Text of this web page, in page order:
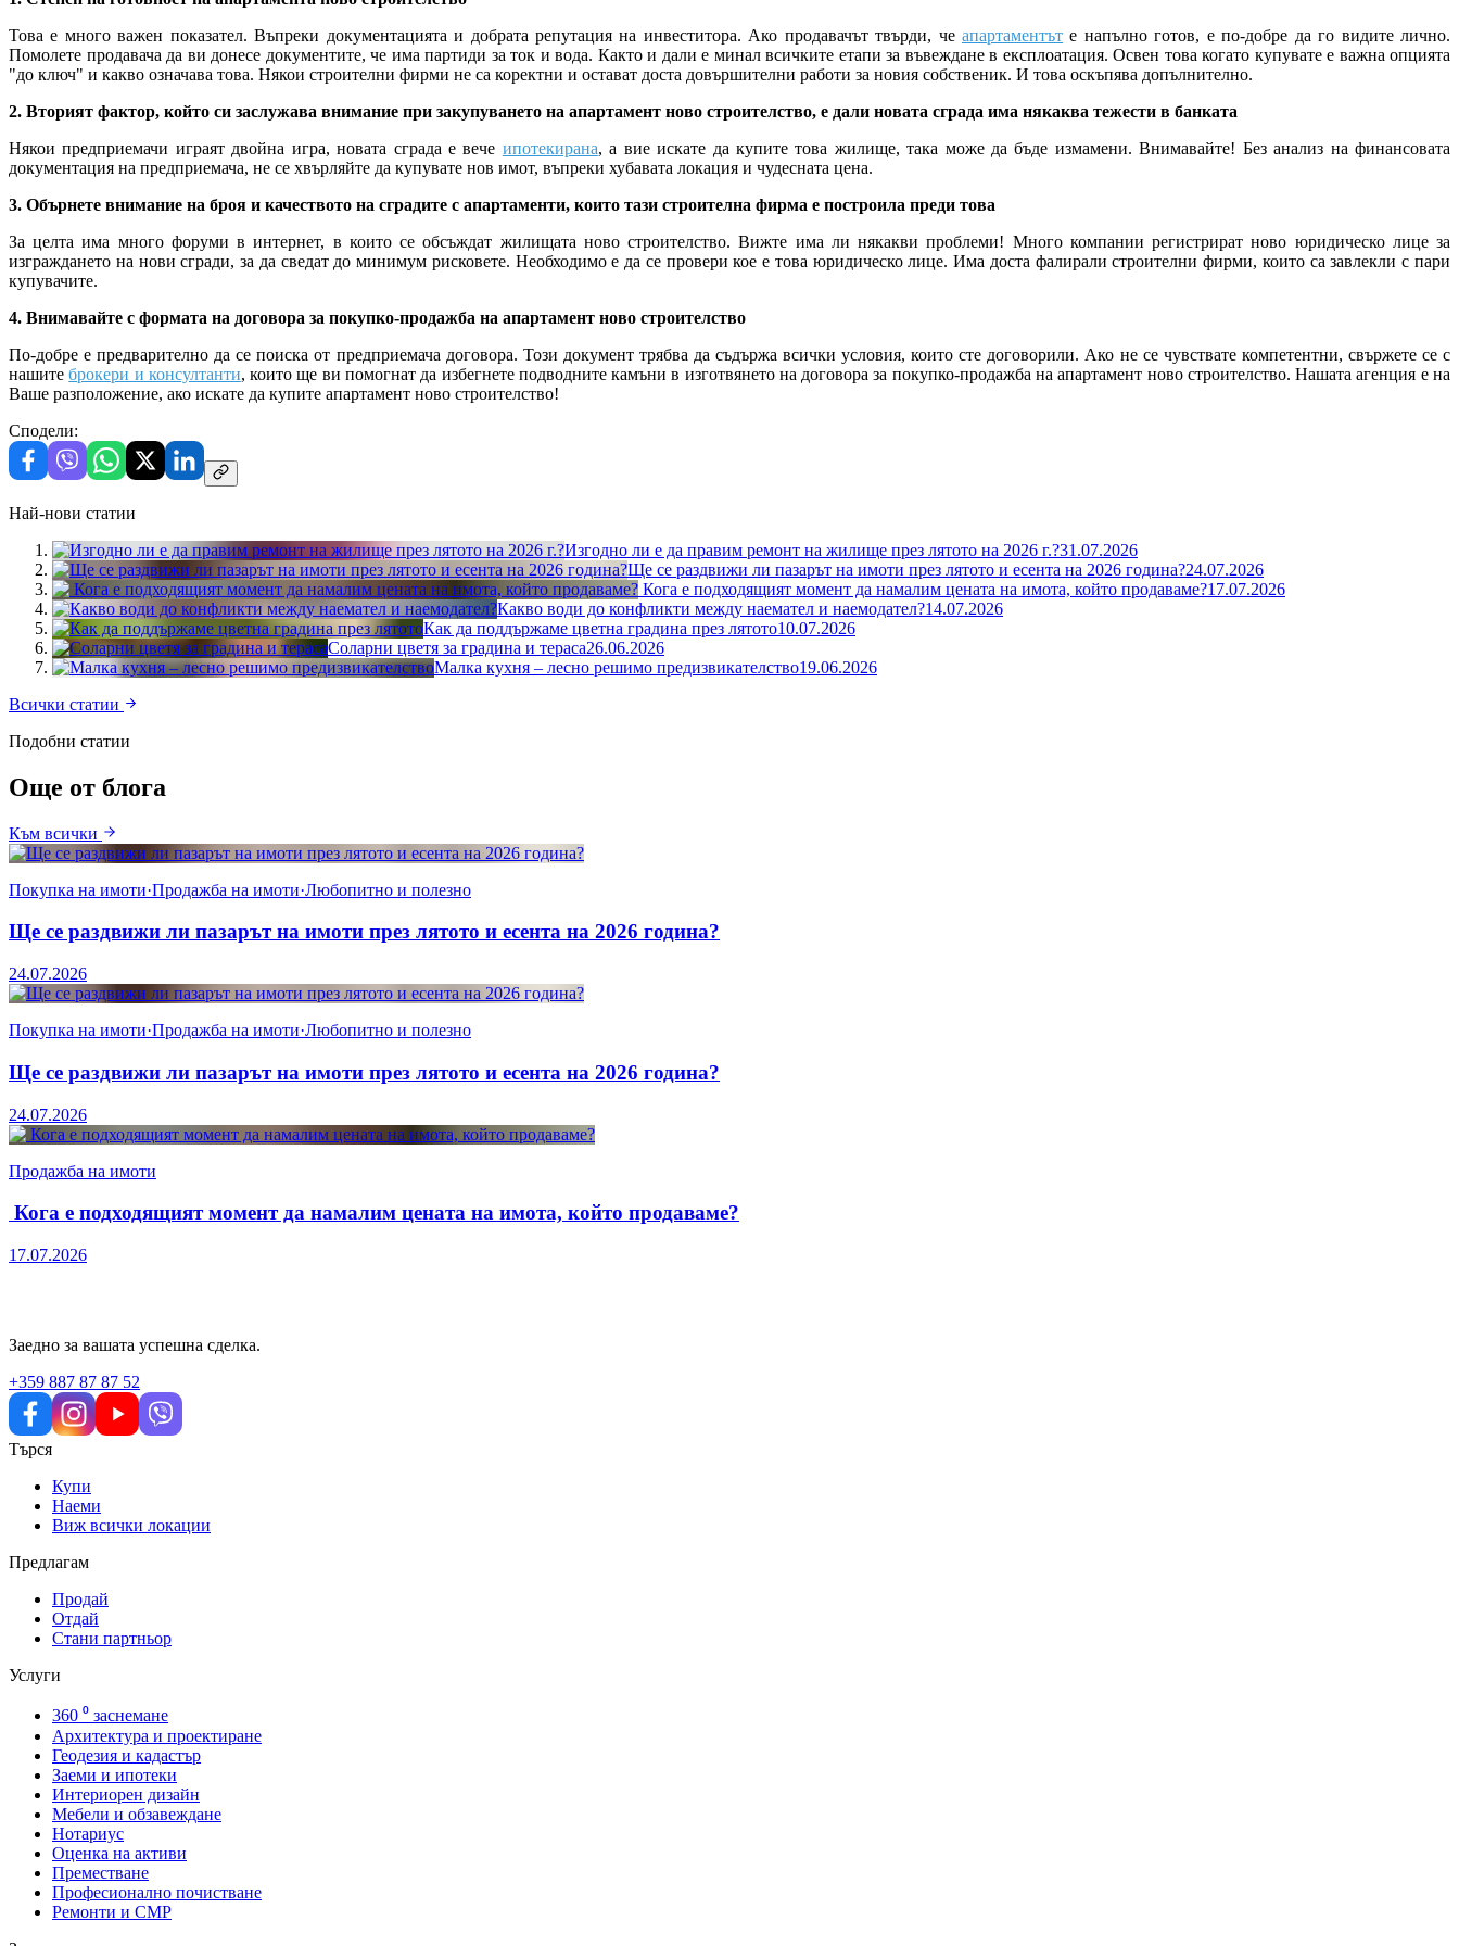
Това е много важен показател. Въпреки документацията и добрата репутация на инвеститора. Ако продавачът твърди, чеапартаментът е напълно готов, е по-добре да го видите лично.
Помолете продавача да ви донесе документите, че има партиди за ток и вода. Както и дали е минал всичките етапи за въвеждане в експлоатация. Освен това когато купувате е важна опцията
"до ключ" и какво означава това. Някои строителни фирми не са коректни и остават доста довършителни работи за новия собственик. И това оскъпява допълнително.
2. Вторият фактор, който си заслужава внимание при закупуването на апартамент ново строителство, е дали новата сграда има някаква тежести в банката
Някои предприемачи играят двойна игра, новата сграда е вече ипотекирана, а вие искате да купите това жилище, така може да бъде измамени. Внимавайте! Без анализ на финансовата
документация на предприемача, не се хвърляйте да купувате нов имот, въпреки хубавата локация и чудесната цена.
3. Обърнете внимание на броя и качеството на сградите с апартаменти, които тази строителна фирма е построила преди това
За целта има много форуми в интернет, в които се обсъждат жилищата ново строителство. Вижте има ли някакви проблеми! Много компании регистрират ново юридическо лице за
изграждането на нови сгради, за да сведат до минимум рисковете. Необходимо е да се провери кое е това юридическо лице. Има доста фалирали строителни фирми, които са завлекли с пари
купувачите.
4. Внимавайте с формата на договора за покупко-продажба на апартамент ново строителство
По-добре е предварително да се поиска от предприемача договора. Този документ трябва да съдържа всички условия, които сте договорили. Ако не се чувствате компетентни, свържете се с
нашитеброкери и консултанти, които ще ви помогнат да избегнете подводните камъни в изготвянето на договора за покупко-продажба на апартамент ново строителство. Нашата агенция е на
Ваше разположение, ако искате да купите апартамент ново строителство!
Сподели:
Най-нови статии
Изгодно ли е да правим ремонт на жилище през лятото на 2026 г.?31.07.2026
Ще се раздвижи ли пазарът на имоти през лятото и есента на 2026 година?24.07.2026
Кога е подходящият момент да намалим цената на имота, който продаваме?17.07.2026
Какво води до конфликти между наемател и наемодател?14.07.2026
Как да поддържаме цветна градина през лятото10.07.2026
Соларни цветя за градина и тераса26.06.2026
Малка кухня – лесно решимо предизвикателствo19.06.2026
Всички статии
Подобни статии
Още от блога
Към всички
Покупка на имоти·Продажба на имоти·Любопитно и полезно
Ще се раздвижи ли пазарът на имоти през лятото и есента на 2026 година?
24.07.2026
Покупка на имоти·Продажба на имоти·Любопитно и полезно
Ще се раздвижи ли пазарът на имоти през лятото и есента на 2026 година?
24.07.2026
Продажба на имоти
Кога е подходящият момент да намалим цената на имота, който продаваме?
17.07.2026
Заедно за вашата успешна сделка.
+359 887 87 87 52
Търся
Купи
Наеми
Виж всички локации
Предлагам
Продай
Отдай
Стани партньор
Услуги
360 ⁰ заснемане
Архитектура и проектиране
Геодезия и кадастър
Заеми и ипотеки
Интериорен дизайн
Мебели и обзавеждане
Нотариус
Оценка на активи
Преместване
Професионално почистване
Ремонти и СМР